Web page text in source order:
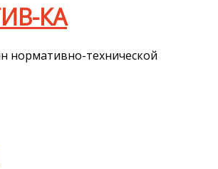
КА
нормативно-технической